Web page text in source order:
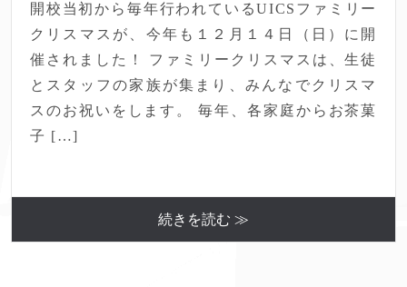
開校当初から毎年行われているUICSファミリー
クリスマスが、今年も１２月１４日（日）に開
催されました！ ファミリークリスマスは、生徒
とスタッフの家族が集まり、みんなでクリスマ
スのお祝いをします。 毎年、各家庭からお茶菓
子 […]
続きを読む ≫